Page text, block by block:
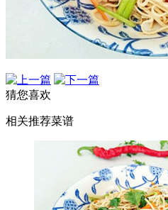
猜您喜欢
相关推荐菜谱